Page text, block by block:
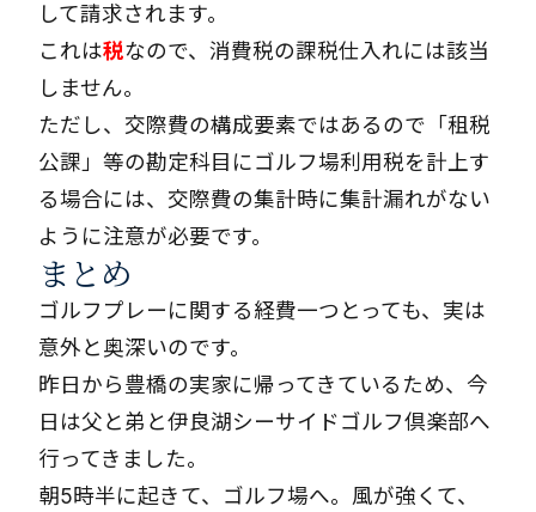
して請求されます。
これは税なので、消費税の課税仕入れには該当
しません。
ただし、交際費の構成要素ではあるので「租税
公課」等の勘定科目にゴルフ場利用税を計上す
る場合には、交際費の集計時に集計漏れがない
ように注意が必要です。
まとめ
ゴルフプレーに関する経費一つとっても、実は
意外と奥深いのです。
昨日から豊橋の実家に帰ってきているため、今
日は父と弟と伊良湖シーサイドゴルフ倶楽部へ
行ってきました。
朝5時半に起きて、ゴルフ場へ。風が強くて、